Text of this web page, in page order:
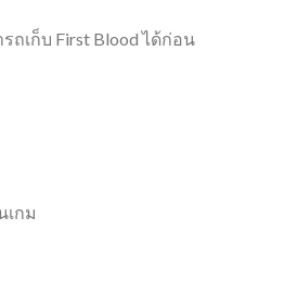
ถเก็บ First Blood ได้ก่อน
เกม